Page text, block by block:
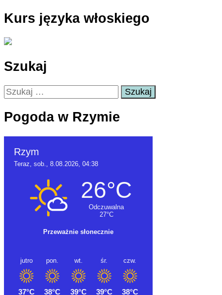
Kurs języka włoskiego
Szukaj
Szukaj:
Pogoda w Rzymie